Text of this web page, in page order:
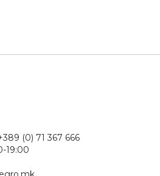
Popov n.1
(0) 71 367 666
19:00